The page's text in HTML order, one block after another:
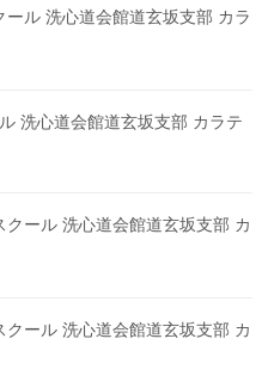
ール 洗心道会館道玄坂支部 カラ
洗心道会館道玄坂支部 カラテ
クール 洗心道会館道玄坂支部 カ
クール 洗心道会館道玄坂支部 カ